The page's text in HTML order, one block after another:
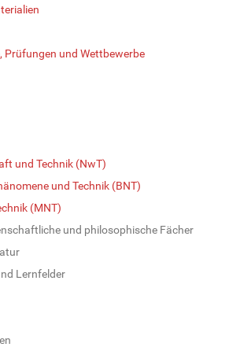
Prüfungen und Wettbewerbe
und Technik (NwT)
und Technik (BNT)
(MNT)
und philosophische Fächer
Lernfelder